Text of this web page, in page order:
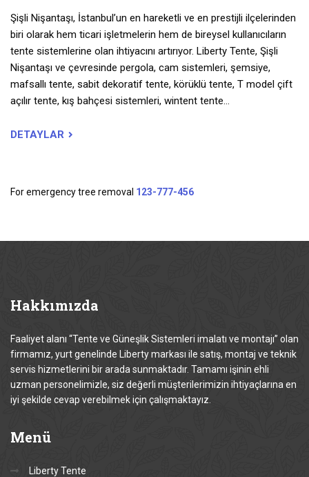
Şişli Nişantaşı, İstanbul’un en hareketli ve en prestijli ilçelerinden
biri olarak hem ticari işletmelerin hem de bireysel kullanıcıların
tente sistemlerine olan ihtiyacını artırıyor. Liberty Tente, Şişli
Nişantaşı ve çevresinde pergola, cam sistemleri, şemsiye,
mafsallı tente, sabit dekoratif tente, körüklü tente, T model çift
açılır tente, kış bahçesi sistemleri, wintent tente…
DETAYLAR
For emergency tree removal 123-777-456
Hakkımızda
Faaliyet alanı “Tente ve Güneşlik Sistemleri imalatı ve montajı” olan
firmamız, yurt genelinde Liberty markası ile satış, montaj ve teknik
servis hizmetlerini bir arada sunmaktadır. Tamamı işinin ehli
uzman personelimizle, siz değerli müşterilerimizin ihtiyaçlarına en
iyi şekilde cevap verebilmek için çalışmaktayız.
Menü
Liberty Tente